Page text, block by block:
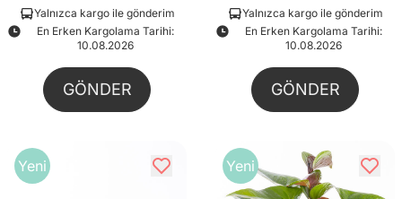
Yalnızca kargo ile gönderim
En Erken Kargolama Tarihi:
10.08.2026
GÖNDER
Yalnızca kargo ile gönderim
En Erken Kargolama Tarihi:
10.08.2026
GÖNDER
Yeni Yeni